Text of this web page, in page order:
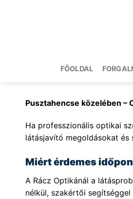
FŐOLDAL
Pusztahencse közelében –
Ha professzionális optikai
látásjavító megoldásokat
Miért érdemes
A Rácz Optikánál a
nélkül, szakértői